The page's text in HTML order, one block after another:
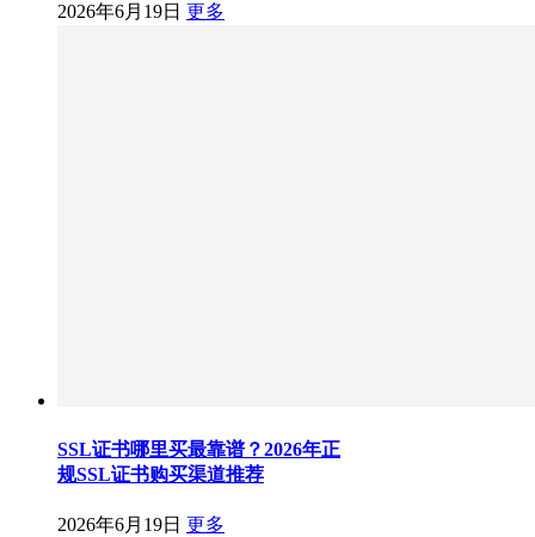
2026年6月19日 更多
SSL证书哪里买最靠谱？2026年正
规SSL证书购买渠道推荐
2026年6月19日 更多